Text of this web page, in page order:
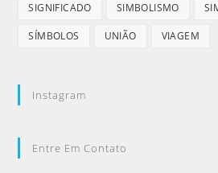
SIGNIFICADO SIMBOLISMO
SÍMBOLOS UNIÃO VIAGEM
Instagram
Entre Em Contato